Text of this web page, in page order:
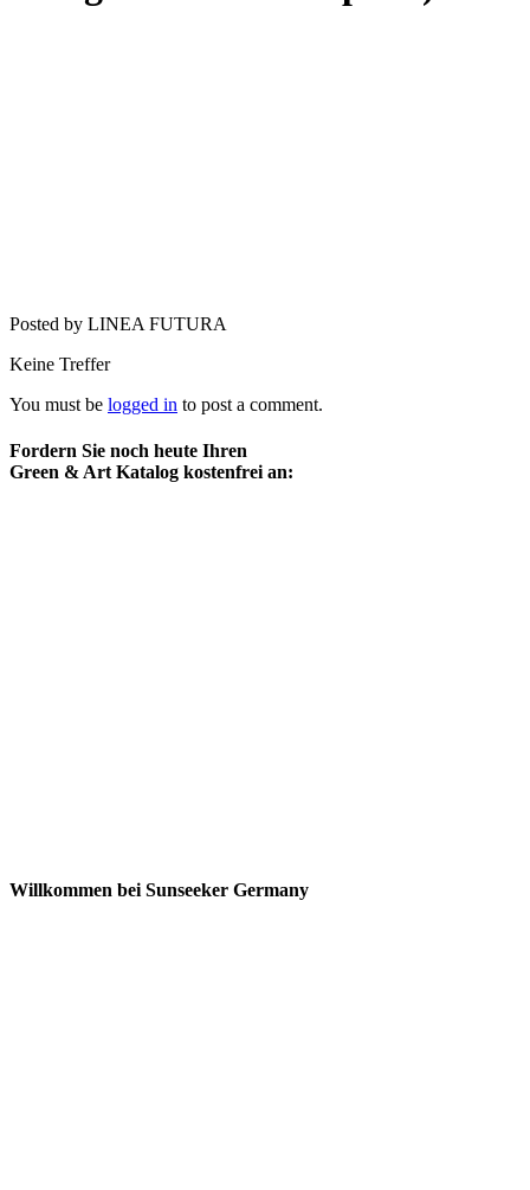
Posted by LINEA FUTURA
Keine Treffer
You must be logged in to post a comment.
Fordern Sie noch heute Ihren
Green & Art Katalog kostenfrei an:
Willkommen bei Sunseeker Germany